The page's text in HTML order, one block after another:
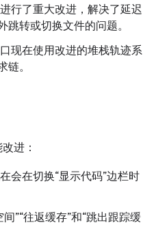
行了重大改进，解决了延迟
跳转或切换文件的问题。
现在使用改进的堆栈轨迹系
。
进：
会在切换“显示代码”边栏时
间”“往返缓存”和“跳出跟踪缓